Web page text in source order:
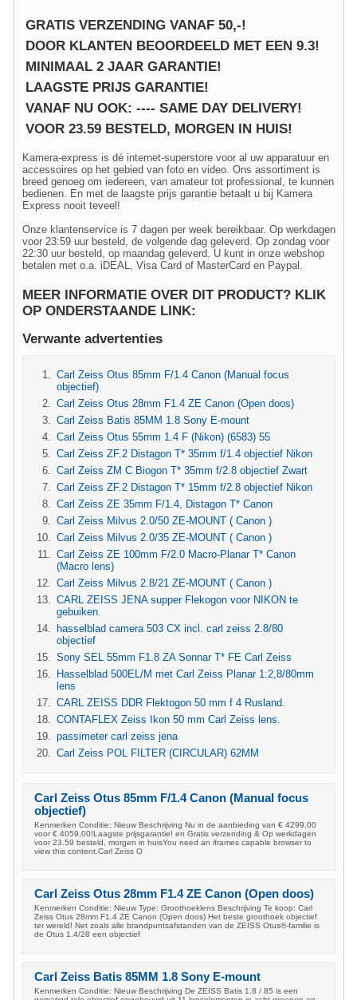
GRATIS VERZENDING VANAF 50,-!
DOOR KLANTEN BEOORDEELD MET EEN 9.3!
MINIMAAL 2 JAAR GARANTIE!
LAAGSTE PRIJS GARANTIE!
VANAF NU OOK: ---- SAME DAY DELIVERY!
VOOR 23.59 BESTELD, MORGEN IN HUIS!
Kamera-express is dé internet-superstore voor al uw apparatuur en
accessoires op het gebied van foto en video. Ons assortiment is
breed genoeg om iedereen, van amateur tot professional, te kunnen
bedienen. En met de laagste prijs garantie betaalt u bij Kamera
Express nooit teveel!
Onze klantenservice is 7 dagen per week bereikbaar. Op werkdagen
voor 23:59 uur besteld, de volgende dag geleverd. Op zondag voor
22:30 uur besteld, op maandag geleverd. U kunt in onze webshop
betalen met o.a. iDEAL, Visa Card of MasterCard en Paypal.
MEER INFORMATIE OVER DIT PRODUCT? KLIK
OP ONDERSTAANDE LINK:
Verwante advertenties
Carl Zeiss Otus 85mm F/1.4 Canon (Manual focus
objectief)
Carl Zeiss Otus 28mm F1.4 ZE Canon (Open doos)
Carl Zeiss Batis 85MM 1.8 Sony E-mount
Carl Zeiss Otus 55mm 1.4 F (Nikon) (6583) 55
Carl Zeiss ZF.2 Distagon T* 35mm f/1.4 objectief Nikon
Carl Zeiss ZM C Biogon T* 35mm f/2.8 objectief Zwart
Carl Zeiss ZF.2 Distagon T* 15mm f/2.8 objectief Nikon
Carl Zeiss ZE 35mm F/1.4, Distagon T* Canon
Carl Zeiss Milvus 2.0/50 ZE-MOUNT ( Canon )
Carl Zeiss Milvus 2.0/35 ZE-MOUNT ( Canon )
Carl Zeiss ZE 100mm F/2.0 Macro-Planar T* Canon
(Macro lens)
Carl Zeiss Milvus 2.8/21 ZE-MOUNT ( Canon )
CARL ZEISS JENA supper Flekogon voor NIKON te
gebuiken.
hasselblad camera 503 CX incl. carl zeiss 2.8/80
objectief
Sony SEL 55mm F1.8 ZA Sonnar T* FE Carl Zeiss
Hasselblad 500EL/M met Carl Zeiss Planar 1:2,8/80mm
lens
CARL ZEISS DDR Flektogon 50 mm f 4 Rusland.
CONTAFLEX Zeiss Ikon 50 mm Carl Zeiss lens.
passimeter carl zeiss jena
Carl Zeiss POL FILTER (CIRCULAR) 62MM
Carl Zeiss Otus 85mm F/1.4 Canon (Manual focus
objectief)
Kenmerken Conditie: Nieuw Beschrijving Nu in de aanbieding van € 4299,00
voor € 4059,00!Laagste prijsgarantie! en Gratis verzending & Op werkdagen
voor 23.59 besteld, morgen in huisYou need an iframes capable browser to
view this content.Carl Zeiss O
Carl Zeiss Otus 28mm F1.4 ZE Canon (Open doos)
Kenmerken Conditie: Nieuw Type: Groothoeklens Beschrijving Te koop: Carl
Zeiss Otus 28mm F1.4 ZE Canon (Open doos) Het beste groothoek objectief
ter wereld! Net zoals alle brandpuntsafstanden van de ZEISS Otus®-familie is
de Otus 1.4/28 een objectief
Carl Zeiss Batis 85MM 1.8 Sony E-mount
Kenmerken Conditie: Nieuw Beschrijving De ZEISS Batis 1,8 / 85 is een